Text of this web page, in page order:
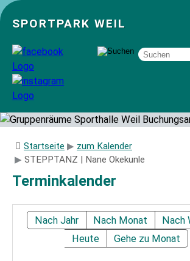
SPORTPARK WEIL
Über uns
Startseite
Angebote
Sozial- und Gruppenräume
Startseite
zum Kalender
STEPPTANZ | Nane Okekunle
Terminkalender
Nach Jahr Nach Monat
Nach
Heute
Gehe zu Monat